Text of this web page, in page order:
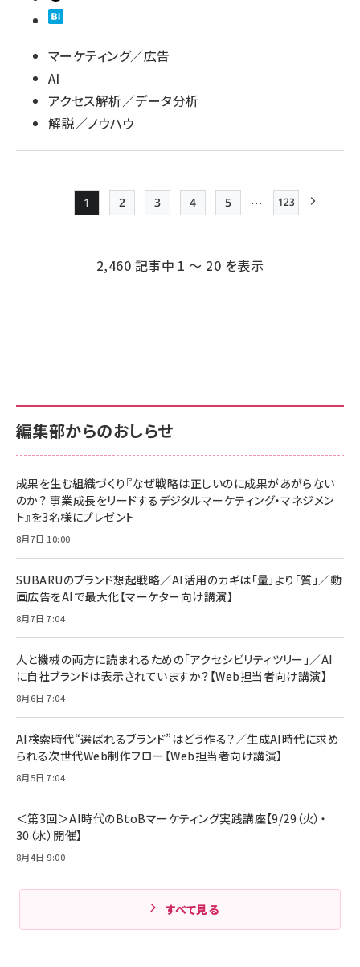
マーケティング／広告
AI
アクセス解析／データ分析
解説／ノウハウ
ジ
Page
1
Page
2
Page
3
Page
4
Page
5 … 123
2,460 記事中 1 ～ 20 を表示
編集部からのおしらせ
成果を生む組織づくり『なぜ戦略は正しいのに成果があがらない
のか？ 事業成長をリードするデジタルマーケティング・マネジメン
ト』を3名様にプレゼント
8月7日 10:00
SUBARUのブランド想起戦略／AI活用のカギは「量」より「質」／動
画広告をAIで最大化【マーケター向け講演】
8月7日 7:04
人と機械の両方に読まれるための「アクセシビリティツリー」／AI
に自社ブランドは表示されていますか？【Web担当者向け講演】
8月6日 7:04
AI検索時代“選ばれるブランド”はどう作る？／生成AI時代に求め
られる次世代Web制作フロー【Web担当者向け講演】
8月5日 7:04
＜第3回＞AI時代のBtoBマーケティング実践講座【9/29（火）・
30（水）開催】
8月4日 9:00
すべて見る